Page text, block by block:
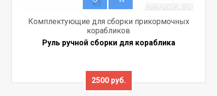
Комплектующие для сборки прикормочных
корабликов
Руль ручной сборки для кораблика
2500 руб.